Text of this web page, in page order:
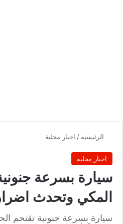
الرئيسية / اخبار محلية
اخبار محلية
سيارة بسرعة
المكي وتحدث
سيارة بسرعة جنونية تقتحم